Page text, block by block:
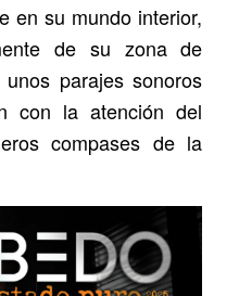
en su mundo interior,
de su zona de
parajes sonoros
con la atención del
compases de la